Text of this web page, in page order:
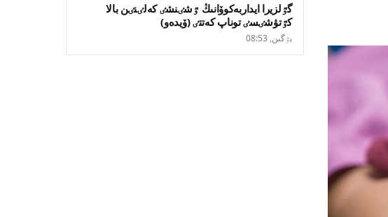
گٷلزيرا ايداربەكوۆانىڭ ٷشٸنشٸ كەلٸنٸن بالا
كٷتۋشٸسٸ توناپ كەتتٸ (ۆيدەو)
بٷگىن, 08:53